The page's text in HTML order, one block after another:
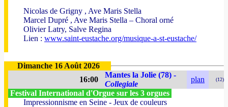
Nicolas de Grigny , Ave Maris Stella
Marcel Dupré , Ave Maris Stella – Choral orné
Olivier Latry, Salve Regina
Lien : www.saint-eustache.org/musique-a-st-eustache/
Dimanche 16 Août 2026
16:00
Mantes la Jolie (78) -
Collegiale
plan (12)
Festival International d'Orgue sur les 3 orgues
Impressionnisme en Seine - Jeux de couleurs